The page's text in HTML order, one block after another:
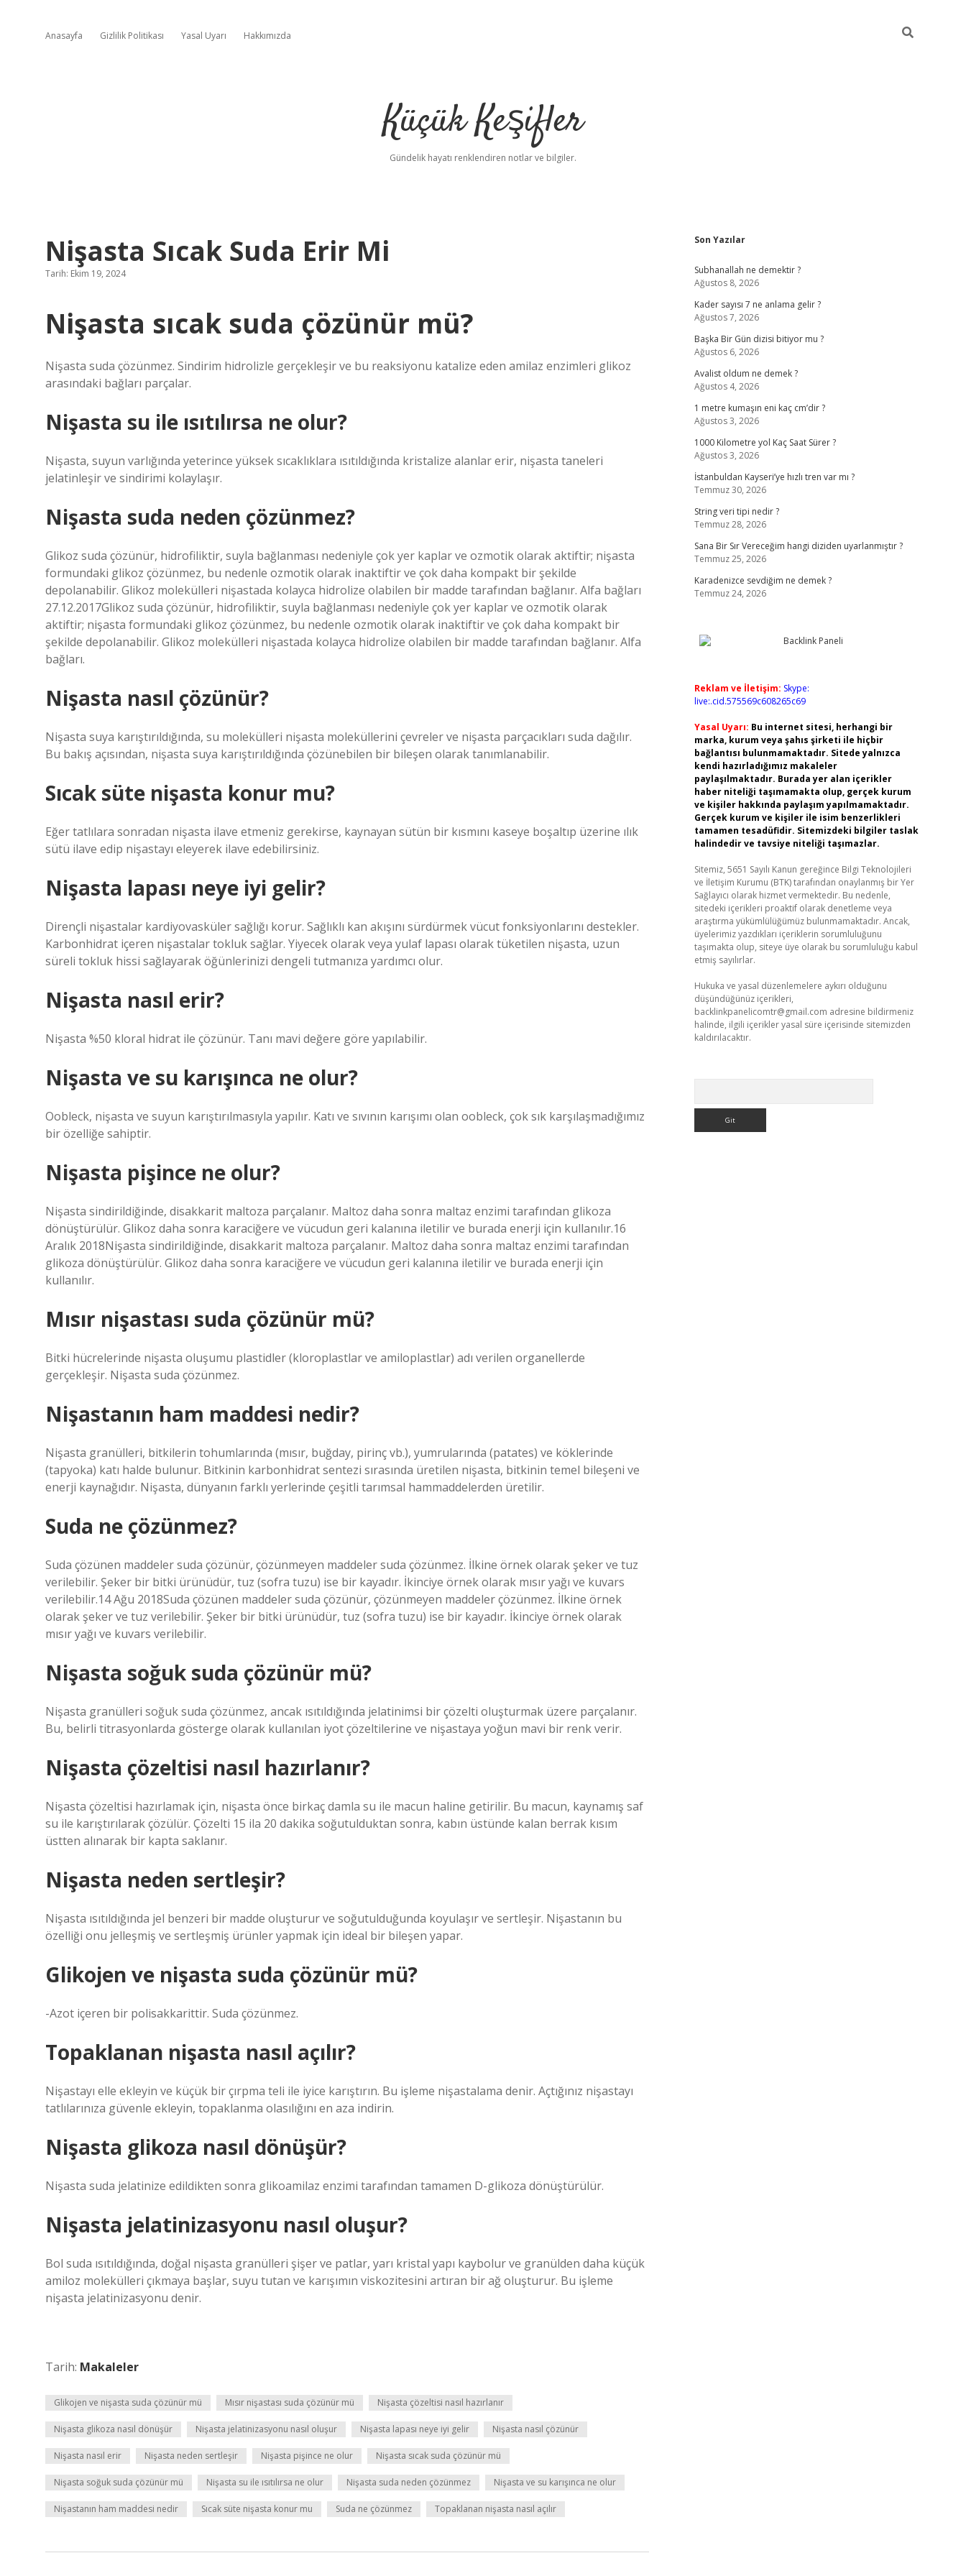
Anasayfa Gizlilik Politikası Yasal Uyarı Hakkımızda
Küçük Keşifler
Gündelik hayatı renklendiren notlar ve bilgiler.
Nişasta Sıcak Suda Erir Mi
Tarih: Ekim 19, 2024
Nişasta sıcak suda çözünür mü?
Nişasta suda çözünmez. Sindirim hidrolizle gerçekleşir ve bu reaksiyonu katalize eden amilaz enzimleri glikoz
arasındaki bağları parçalar.
Nişasta su ile ısıtılırsa ne olur?
Nişasta, suyun varlığında yeterince yüksek sıcaklıklara ısıtıldığında kristalize alanlar erir, nişasta taneleri
jelatinleşir ve sindirimi kolaylaşır.
Nişasta suda neden çözünmez?
Glikoz suda çözünür, hidrofiliktir, suyla bağlanması nedeniyle çok yer kaplar ve ozmotik olarak aktiftir; nişasta
formundaki glikoz çözünmez, bu nedenle ozmotik olarak inaktiftir ve çok daha kompakt bir şekilde
depolanabilir. Glikoz molekülleri nişastada kolayca hidrolize olabilen bir madde tarafından bağlanır. Alfa bağları
27.12.2017Glikoz suda çözünür, hidrofiliktir, suyla bağlanması nedeniyle çok yer kaplar ve ozmotik olarak
aktiftir; nişasta formundaki glikoz çözünmez, bu nedenle ozmotik olarak inaktiftir ve çok daha kompakt bir
şekilde depolanabilir. Glikoz molekülleri nişastada kolayca hidrolize olabilen bir madde tarafından bağlanır. Alfa
bağları.
Nişasta nasıl çözünür?
Nişasta suya karıştırıldığında, su molekülleri nişasta moleküllerini çevreler ve nişasta parçacıkları suda dağılır.
Bu bakış açısından, nişasta suya karıştırıldığında çözünebilen bir bileşen olarak tanımlanabilir.
Sıcak süte nişasta konur mu?
Eğer tatlılara sonradan nişasta ilave etmeniz gerekirse, kaynayan sütün bir kısmını kaseye boşaltıp üzerine ılık
sütü ilave edip nişastayı eleyerek ilave edebilirsiniz.
Nişasta lapası neye iyi gelir?
Dirençli nişastalar kardiyovasküler sağlığı korur. Sağlıklı kan akışını sürdürmek vücut fonksiyonlarını destekler.
Karbonhidrat içeren nişastalar tokluk sağlar. Yiyecek olarak veya yulaf lapası olarak tüketilen nişasta, uzun
süreli tokluk hissi sağlayarak öğünlerinizi dengeli tutmanıza yardımcı olur.
Nişasta nasıl erir?
Nişasta %50 kloral hidrat ile çözünür. Tanı mavi değere göre yapılabilir.
Nişasta ve su karışınca ne olur?
Oobleck, nişasta ve suyun karıştırılmasıyla yapılır. Katı ve sıvının karışımı olan oobleck, çok sık karşılaşmadığımız
bir özelliğe sahiptir.
Nişasta pişince ne olur?
Nişasta sindirildiğinde, disakkarit maltoza parçalanır. Maltoz daha sonra maltaz enzimi tarafından glikoza
dönüştürülür. Glikoz daha sonra karaciğere ve vücudun geri kalanına iletilir ve burada enerji için kullanılır.16
Aralık 2018Nişasta sindirildiğinde, disakkarit maltoza parçalanır. Maltoz daha sonra maltaz enzimi tarafından
glikoza dönüştürülür. Glikoz daha sonra karaciğere ve vücudun geri kalanına iletilir ve burada enerji için
kullanılır.
Mısır nişastası suda çözünür mü?
Bitki hücrelerinde nişasta oluşumu plastidler (kloroplastlar ve amiloplastlar) adı verilen organellerde
gerçekleşir. Nişasta suda çözünmez.
Nişastanın ham maddesi nedir?
Nişasta granülleri, bitkilerin tohumlarında (mısır, buğday, pirinç vb.), yumrularında (patates) ve köklerinde
(tapyoka) katı halde bulunur. Bitkinin karbonhidrat sentezi sırasında üretilen nişasta, bitkinin temel bileşeni ve
enerji kaynağıdır. Nişasta, dünyanın farklı yerlerinde çeşitli tarımsal hammaddelerden üretilir.
Suda ne çözünmez?
Suda çözünen maddeler suda çözünür, çözünmeyen maddeler suda çözünmez. İlkine örnek olarak şeker ve tuz
verilebilir. Şeker bir bitki ürünüdür, tuz (sofra tuzu) ise bir kayadır. İkinciye örnek olarak mısır yağı ve kuvars
verilebilir.14 Ağu 2018Suda çözünen maddeler suda çözünür, çözünmeyen maddeler çözünmez. İlkine örnek
olarak şeker ve tuz verilebilir. Şeker bir bitki ürünüdür, tuz (sofra tuzu) ise bir kayadır. İkinciye örnek olarak
mısır yağı ve kuvars verilebilir.
Nişasta soğuk suda çözünür mü?
Nişasta granülleri soğuk suda çözünmez, ancak ısıtıldığında jelatinimsi bir çözelti oluşturmak üzere parçalanır.
Bu, belirli titrasyonlarda gösterge olarak kullanılan iyot çözeltilerine ve nişastaya yoğun mavi bir renk verir.
Nişasta çözeltisi nasıl hazırlanır?
Nişasta çözeltisi hazırlamak için, nişasta önce birkaç damla su ile macun haline getirilir. Bu macun, kaynamış saf
su ile karıştırılarak çözülür. Çözelti 15 ila 20 dakika soğutulduktan sonra, kabın üstünde kalan berrak kısım
üstten alınarak bir kapta saklanır.
Nişasta neden sertleşir?
Nişasta ısıtıldığında jel benzeri bir madde oluşturur ve soğutulduğunda koyulaşır ve sertleşir. Nişastanın bu
özelliği onu jelleşmiş ve sertleşmiş ürünler yapmak için ideal bir bileşen yapar.
Glikojen ve nişasta suda çözünür mü?
-Azot içeren bir polisakkarittir. Suda çözünmez.
Topaklanan nişasta nasıl açılır?
Nişastayı elle ekleyin ve küçük bir çırpma teli ile iyice karıştırın. Bu işleme nişastalama denir. Açtığınız nişastayı
tatlılarınıza güvenle ekleyin, topaklanma olasılığını en aza indirin.
Nişasta glikoza nasıl dönüşür?
Nişasta suda jelatinize edildikten sonra glikoamilaz enzimi tarafından tamamen D-glikoza dönüştürülür.
Nişasta jelatinizasyonu nasıl oluşur?
Bol suda ısıtıldığında, doğal nişasta granülleri şişer ve patlar, yarı kristal yapı kaybolur ve granülden daha küçük
amiloz molekülleri çıkmaya başlar, suyu tutan ve karışımın viskozitesini artıran bir ağ oluşturur. Bu işleme
nişasta jelatinizasyonu denir.
Tarih: Makaleler
Glikojen ve nişasta suda çözünür mü Mısır nişastası suda çözünür mü Nişasta çözeltisi nasıl hazırlanır
Nişasta glikoza nasıl dönüşür Nişasta jelatinizasyonu nasıl oluşur Nişasta lapası neye iyi gelir Nişasta nasıl çözünür
Nişasta nasıl erir Nişasta neden sertleşir Nişasta pişince ne olur Nişasta sıcak suda çözünür mü
Nişasta soğuk suda çözünür mü Nişasta su ile ısıtılırsa ne olur Nişasta suda neden çözünmez Nişasta ve su karışınca ne olur
Nişastanın ham maddesi nedir Sıcak süte nişasta konur mu Suda ne çözünmez Topaklanan nişasta nasıl açılır
Sidebar
Son Yazılar
Subhanallah ne demektir ?
Ağustos 8, 2026
Kader sayısı 7 ne anlama gelir ?
Ağustos 7, 2026
Başka Bir Gün dizisi bitiyor mu ?
Ağustos 6, 2026
Avalist oldum ne demek ?
Ağustos 4, 2026
1 metre kumaşın eni kaç cm’dir ?
Ağustos 3, 2026
1000 Kilometre yol Kaç Saat Sürer ?
Ağustos 3, 2026
İstanbuldan Kayseri’ye hızlı tren var mı ?
Temmuz 30, 2026
String veri tipi nedir ?
Temmuz 28, 2026
Sana Bir Sır Vereceğim hangi diziden uyarlanmıştır ?
Temmuz 25, 2026
Karadenizce sevdiğim ne demek ?
Temmuz 24, 2026
Reklam ve İletişim: Skype:
live:.cid.575569c608265c69
Yasal Uyarı: Bu internet sitesi, herhangi bir
marka, kurum veya şahıs şirketi ile hiçbir
bağlantısı bulunmamaktadır. Sitede yalnızca
kendi hazırladığımız makaleler
paylaşılmaktadır. Burada yer alan içerikler
haber niteliği taşımamakta olup, gerçek kurum
ve kişiler hakkında paylaşım yapılmamaktadır.
Gerçek kurum ve kişiler ile isim benzerlikleri
tamamen tesadüfidir. Sitemizdeki bilgiler taslak
halindedir ve tavsiye niteliği taşımazlar.
Sitemiz, 5651 Sayılı Kanun gereğince Bilgi Teknolojileri
ve İletişim Kurumu (BTK) tarafından onaylanmış bir Yer
Sağlayıcı olarak hizmet vermektedir. Bu nedenle,
sitedeki içerikleri proaktif olarak denetleme veya
araştırma yükümlülüğümüz bulunmamaktadır. Ancak,
üyelerimiz yazdıkları içeriklerin sorumluluğunu
taşımakta olup, siteye üye olarak bu sorumluluğu kabul
etmiş sayılırlar.
Hukuka ve yasal düzenlemelere aykırı olduğunu
düşündüğünüz içerikleri,
backlinkpanelicomtr@gmail.com adresine bildirmeniz
halinde, ilgili içerikler yasal süre içerisinde sitemizden
kaldırılacaktır.